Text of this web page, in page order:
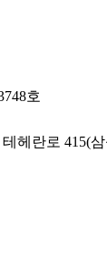
호
헤란로 415(